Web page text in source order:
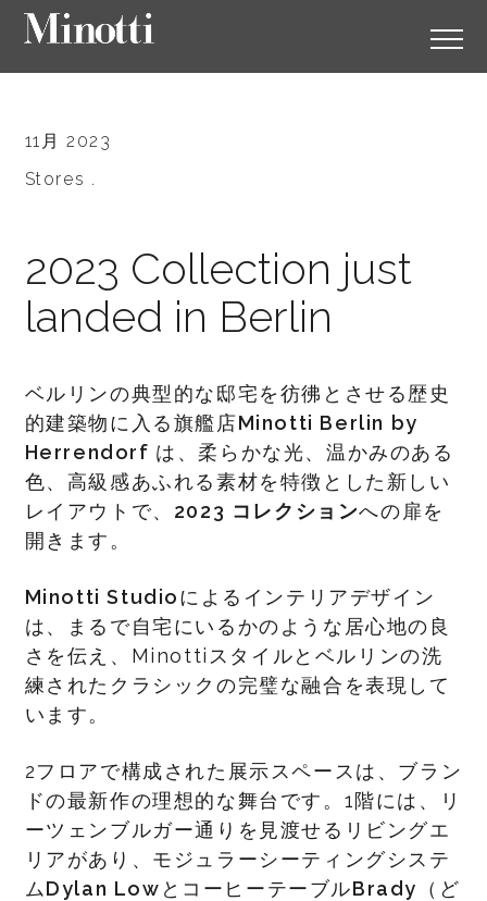
11月 2023
Stores .
2023 Collection just
landed in Berlin
ベルリンの典型的な邸宅を彷彿とさせる歴史
的建築物に入る旗艦店Minotti Berlin by
Herrendorf は、柔らかな光、温かみのある
色、高級感あふれる素材を特徴とした新しい
レイアウトで、 2023 コレクションへの扉を
開きます。
Minotti Studioによるインテリアデザイン
は、まるで自宅にいるかのような居心地の良
さを伝え、Minottiスタイルとベルリンの洗
練されたクラシックの完璧な融合を表現して
います。
2フロアで構成された展示スペースは、ブラン
ドの最新作の理想的な舞台です。1階には、リ
ーツェンブルガー通りを見渡せるリビングエ
リアがあり、モジュラーシーティングシステ
ムDylan Low とコーヒーテーブルBrady （ど